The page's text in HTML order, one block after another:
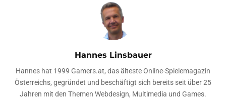
Hannes Linsbauer
Hannes hat 1999 Gamers.at, das älteste Online-Spielemagazin
Österreichs, gegründet und beschäftigt sich bereits seit über 25
Jahren mit den Themen Webdesign, Multimedia und Games.